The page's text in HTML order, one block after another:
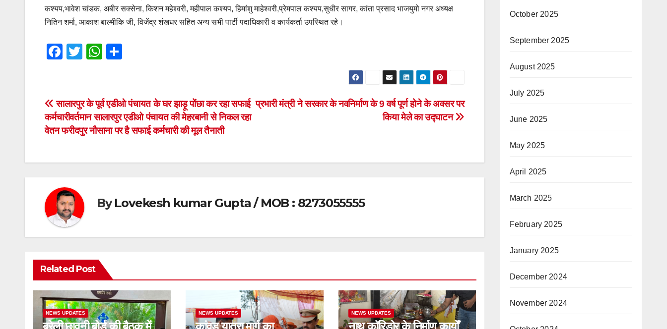
कश्यप,भावेश चांडक, अबीर सक्सेना, किशन महेश्वरी, महीपाल कश्यप, हिमांशु माहेश्वरी,प्रेमपाल कश्यप,सुधीर सागर, कांता प्रसाद भाजयुमो नगर अध्यक्ष
नितिन शर्मा, आकाश बाल्मीकि जी, विजेंद्र शंखधर सहित अन्य सभी पार्टी पदाधिकारी व कार्यकर्ता उपस्थित रहे।
F
e
b
o
k
T
er
W
s
A
p
e
Post
navigation
प्रभारी मंत्री ने सरकार के नवनिर्माण के 9 वर्ष पूर्ण होने के अवसर पर
किया मेले का उद्घाटन
सालारपुर के पूर्व एडीओ पंचायत के घर झाड़ू पोंछा कर रहा सफाई
कर्मचारीवर्तमान सालारपुर एडीओ पंचायत की मेहरबानी से निकल रहा
वेतन फरीदपुर नौसाना पर है सफाई कर्मचारी की मूल तैनाती
ByLovekesh kumar Gupta / MOB : 8273055555
Related Post
NEWS UPDATES
बरेली छावनी बोर्ड की बैठक में
NEWS UPDATES
कांवड़ यात्रा मार्ग का
NEWS UPDATES
नाथ कॉरिडोर के निर्माण कार्यों
October 2025
September 2025
August 2025
July 2025
June 2025
May 2025
April 2025
March 2025
February 2025
January 2025
December 2024
November 2024